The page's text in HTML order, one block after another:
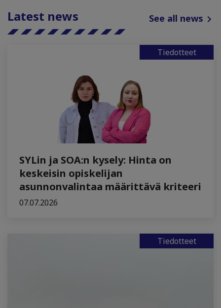
Latest news See all news
Tiedotteet
SYLin ja SOA:n kysely: Hinta on
keskeisin opiskelijan
asunnonvalintaa määrittävä kriteeri
07.07.2026
Tiedotteet